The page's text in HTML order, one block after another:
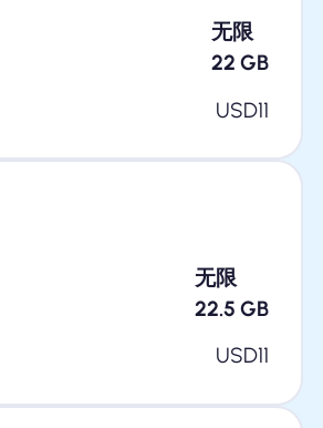
无限
22 GB
USD11
无限
22.5 GB
USD11